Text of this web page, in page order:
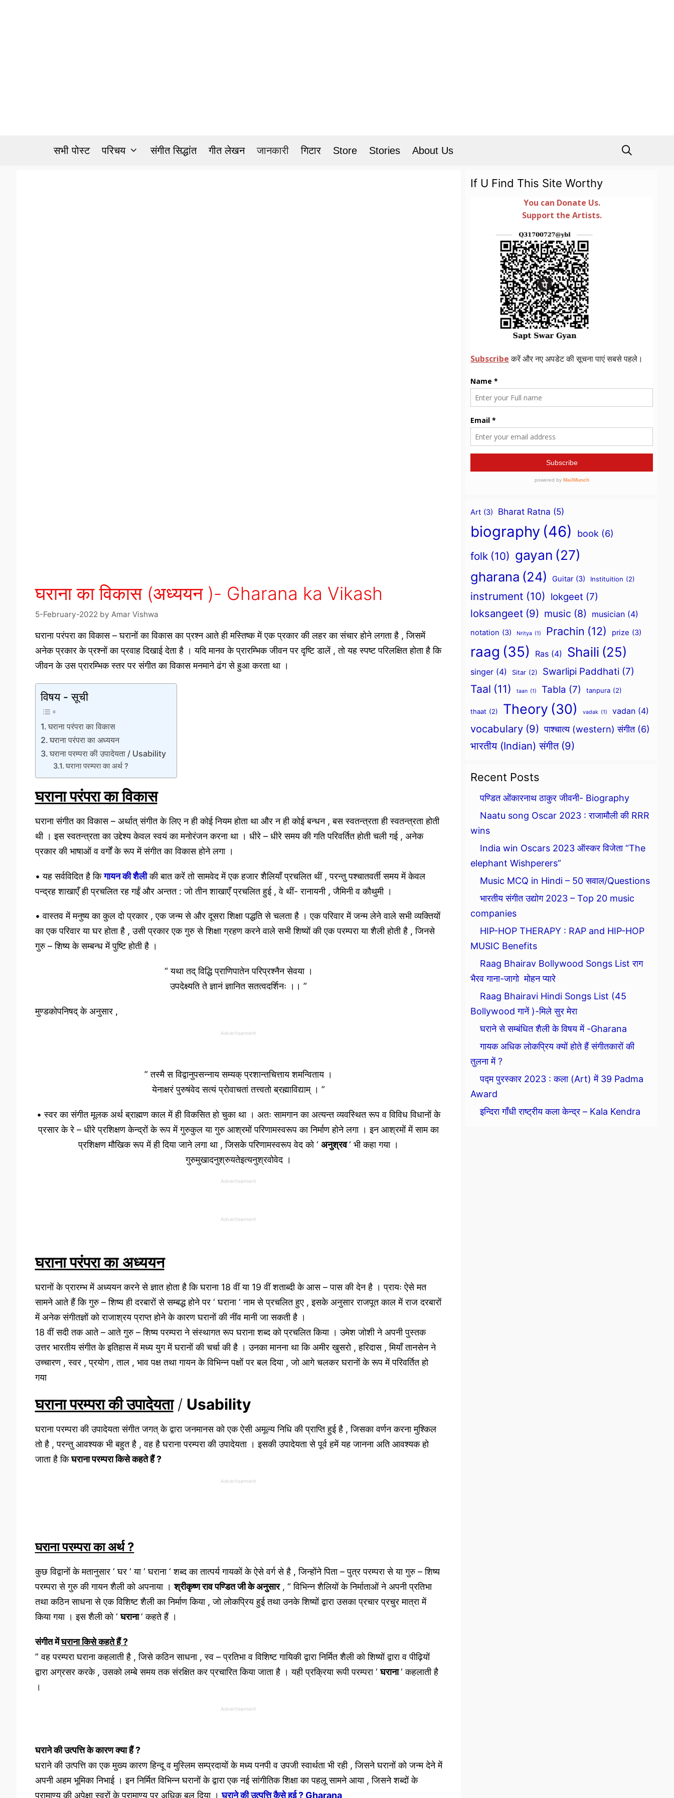
सभी पोस्ट परिचय संगीत सिद्धांत गीत लेखन जानकारी गिटार Store Stories About Us
घराना का विकास (अध्ययन )- Gharana ka Vikash
5-February-2022 by Amar Vishwa
घराना परंपरा का विकास – घरानों का विकास का प्रश्न आते ही मस्तिष्क में एक प्रकार की लहर का संचार होने लगता है , जिसमें
अनेक प्रकार के प्रश्नों का प्रवाह दिखाई देता है । यदि मानव के प्रारम्भिक जीवन पर दृष्टि डालें , तो यह स्पष्ट परिलक्षित होता है कि
जीवन के उस प्रारम्भिक स्तर पर संगीत का विकास मनमाने ढंग से हुआ करता था ।
विषय - सूची
घराना परंपरा का विकास
घराना परंपरा का अध्ययन
घराना परम्परा की उपादेयता / Usability
घराना परम्परा का अर्थ ?
घराना परंपरा का विकास
घराना संगीत का विकास – अर्थात् संगीत के लिए न ही कोई नियम होता था और न ही कोई बन्धन , बस स्वतन्त्रता ही स्वतन्त्रता होती
थी । इस स्वतन्त्रता का उद्देश्य केवल स्वयं का मनोरंजन करना था । धीरे – धीरे समय की गति परिवर्तित होती चली गई , अनेक
प्रकार की भाषाओं व वर्गों के रूप में संगीत का विकास होने लगा ।
• यह सर्वविदित है किगायन की शैलीकी बात करें तो सामवेद में एक हजार शैलियाँ प्रचलित थीं , परन्तु पश्चातवर्ती समय में केवल
पन्द्रह शाखाएँ ही प्रचलित रह गईं और अन्तत : जो तीन शाखाएँ प्रचलित हुई , वे थीं- रानायनी , जैमिनी व कौथुमी ।
• वास्तव में मनुष्य का कुल दो प्रकार , एक जन्म से और दूसरा शिक्षा पद्धति से चलता है । एक परिवार में जन्म लेने वाले सभी व्यक्तियों
का एक परिवार या घर होता है , उसी प्रकार एक गुरु से शिक्षा ग्रहण करने वाले सभी शिष्यों की एक परम्परा या शैली होती है , जिनसे
गुरु – शिष्य के सम्बन्ध में पुष्टि होती है ।
“ यथा तद् विद्धि प्राणिपातेन परिप्रश्नैन सेवया ।
उपदेक्ष्यति ते ज्ञानं ज्ञानित सतत्वदर्शिनः ।। ”
मुण्डकोपनिषद् के अनुसार ,
Advertisement
” तस्मै स विद्वानुपसन्नाय सम्यक् प्रशान्तचित्ताय शमन्विताय ।
येनाक्षरं पुरुषंवेद सत्यं प्रोवाचतां तत्त्वतो ब्रह्माविद्याम् । ”
• स्वर का संगीत मूलक अर्थ ब्राह्मण काल में ही विकसित हो चुका था । अतः सामगान का अत्यन्त व्यवस्थित रूप व विविध विधानों के
प्रसार के रे – धीरे प्रशिक्षण केन्द्रों के रूप में गुरुकुल या गुरु आश्रमों परिणामस्वरूप का निर्माण होने लगा । इन आश्रमों में साम का
प्रशिक्षण मौखिक रूप में ही दिया जाने लगा था , जिसके परिणामस्वरूप वेद को ‘अनुश्रव‘ भी कहा गया ।
गुरुमुखादनुश्रुयतेइत्यनुश्रवोवेद ।
Advertisement
Advertisement
घराना परंपरा का अध्ययन
घरानों के प्रारम्भ में अध्ययन करने से ज्ञात होता है कि घराना 18 वीं या 19 वीं शताब्दी के आस – पास की देन है । प्रायः ऐसे मत
सामने आते हैं कि गुरु – शिष्य ही दरबारों से सम्बद्ध होने पर ‘ घराना ‘ नाम से प्रचलित हुए , इसके अनुसार राजपूत काल में राज दरबारों
में अनेक संगीतज्ञों को राजाश्रय प्राप्त होने के कारण घरानों की नींव मानी जा सकती है ।
18 वीं सदी तक आते – आते गुरु – शिष्य परम्परा ने संस्थागत रूप घराना शब्द को प्रचलित किया । उमेश जोशी ने अपनी पुस्तक
उत्तर भारतीय संगीत के इतिहास में मध्य युग में घरानों की चर्चा की है । उनका मानना था कि अमीर खुसरो , हरिदास , मियाँ तानसेन ने
उच्चारण , स्वर , प्रयोग , ताल , भाव पक्ष तथा गायन के विभिन्न पक्षों पर बल दिया , जो आगे चलकर घरानों के रूप में परिवर्तित हो
गया
घराना परम्परा की उपादेयता/ Usability
घराना परम्परा की उपादेयता संगीत जगत् के द्वारा जनमानस को एक ऐसी अमूल्य निधि की प्राप्ति हुई है , जिसका वर्णन करना मुश्किल
तो है , परन्तु आवश्यक भी बहुत है , वह है घराना परम्परा की उपादेयता । इसकी उपादेयता से पूर्व हमें यह जानना अति आवश्यक हो
जाता है किघराना परम्परा किसे कहते हैं ?
Advertisement
घराना परम्परा का अर्थ ?
कुछ विद्वानों के मतानुसार ‘ घर ‘ या ‘ घराना ‘ शब्द का तात्पर्य गायकों के ऐसे वर्ग से है , जिन्होंने पिता – पुत्र परम्परा से या गुरु – शिष्य
परम्परा से गुरु की गायन शैली को अपनाया ।श्रीकृष्ण राव पण्डित जी के अनुसार, “ विभिन्न शैलियों के निर्माताओं ने अपनी प्रतिभा
तथा कठिन साधना से एक विशिष्ट शैली का निर्माण किया , जो लोकप्रिय हुई तथा उनके शिष्यों द्वारा उसका प्रचार प्रचुर मात्रा में
किया गया । इस शैली को ‘घराना‘ कहते हैं ।
संगीत मेंघराना किसे कहते हैं ?
” वह परम्परा घराना कहलाती है , जिसे कठिन साधना , स्व – प्रतिभा व विशिष्ट गायिकी द्वारा निर्मित शैली को शिष्यों द्वारा व पीढ़ियों
द्वारा अग्रसर करके , उसको लम्बे समय तक संरक्षित कर प्रचारित किया जाता है । यही प्रक्रिया रूपी परम्परा ‘घराना‘ कहलाती है
।
Advertisement
घराने की उत्पत्ति के कारण क्या हैं ?
घराने की उत्पत्ति का एक मुख्य कारण हिन्दू व मुस्लिम सम्प्रदायों के मध्य पनपी व उपजी स्वार्थता भी रही , जिसने घरानों को जन्म देने में
अपनी अहम भूमिका निभाई । इन निर्मित विभिन्न घरानों के द्वारा एक नई सांगीतिक शिक्षा का पहलू सामने आया , जिसने शब्दों के
प्रामाण्य की अपेक्षा स्वरों के प्रामाण्य पर अधिक बल दिया । घराने की उत्पत्ति कैसे हुई ? Gharana
If U Find This Site Worthy
Art (3) Bharat Ratna (5)
biography (46) book (6)
folk (10) gayan (27)
gharana (24) Guitar (3) Instituition (2)
instrument (10) lokgeet (7)
loksangeet (9) music (8) musician (4)
notation (3) Nritya (1) Prachin (12) prize (3)
raag (35) Ras (4) Shaili (25)
singer (4) Sitar (2) Swarlipi Paddhati (7)
Taal (11) taan (1) Tabla (7) tanpura (2)
thaat (2) Theory (30) vadak (1) vadan (4)
vocabulary (9) पाश्चात्य (western) संगीत (6)
भारतीय (Indian) संगीत (9)
Recent Posts
पण्डित ओंकारनाथ ठाकुर जीवनी- Biography
Naatu song Oscar 2023 : राजामौली की RRR
wins
India win Oscars 2023 ऑस्कर विजेता “The
elephant Wishperers”
Music MCQ in Hindi – 50 सवाल/Questions
भारतीय संगीत उद्योग 2023 – Top 20 music
companies
HIP-HOP THERAPY : RAP and HIP-HOP
MUSIC Benefits
Raag Bhairav Bollywood Songs List राग
भैरव गाना-जागो मोहन प्यारे
Raag Bhairavi Hindi Songs List (45
Bollywood गानें )-मिले सुर मेरा
घराने से सम्बंधित शैली के विषय में -Gharana
गायक अधिक लोकप्रिय क्यों होते हैं संगीतकारों की
तुलना में ?
पद्म पुरस्कार 2023 : कला (Art) में 39 Padma
Award
इन्दिरा गाँधी राष्ट्रीय कला केन्द्र – Kala Kendra